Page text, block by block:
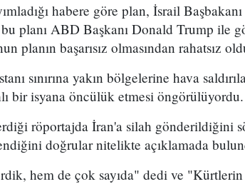
habere göre plan, İsrail
planı ABD Başkanı Donald Trump ile
planın başarısız olmasından rahatsız
sınırına yakın bölgelerine hava
bir isyana öncülük etmesi öngörülüyordu.
röportajda İran'a silah gönderildiğini
doğrular nitelikte açıklamada
hem de çok sayıda" dedi ve